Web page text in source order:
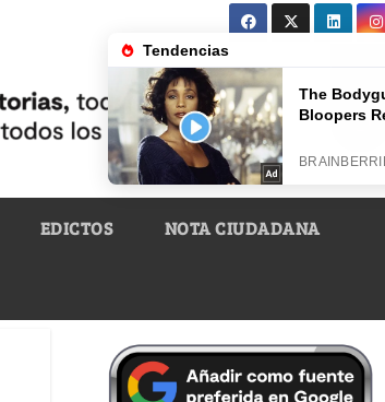
EDICTOS NOTA CIUDADANA